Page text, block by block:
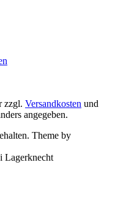
zzgl. Versandkosten und
angegeben.
Theme by